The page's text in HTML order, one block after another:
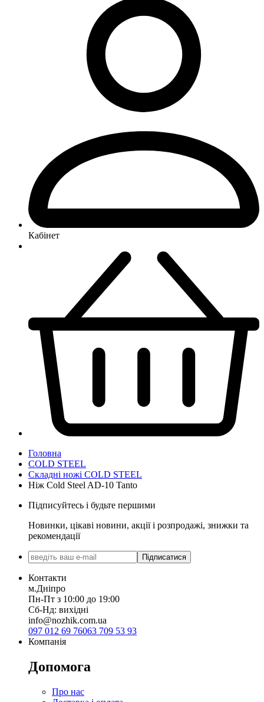
Кабінет
Головна
COLD STEEL
Складні ножі COLD STEEL
Ніж Cold Steel AD-10 Tanto
Підписуйтесь і будьте першими
Новинки, цікаві новини, акції і розпродажі, знижки та
рекомендації
Підписатися
Контакти
м.Дніпро
Пн-Пт з 10:00 до 19:00
Сб-Нд: вихідні
info@nozhik.com.ua
097 012 69 76063 709 53 93
Компанія
Допомога
Про нас